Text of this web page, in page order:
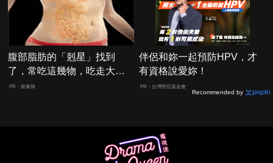
腹部脂肪的「剋星」找到
了，常吃這幾物，吃走大肚
囊，瘦出小蠻腰
PR・新素簡
伴侶和妳一起預防HPV，才
有資格說愛妳！
PR・台灣癌症基金會
Recommended by